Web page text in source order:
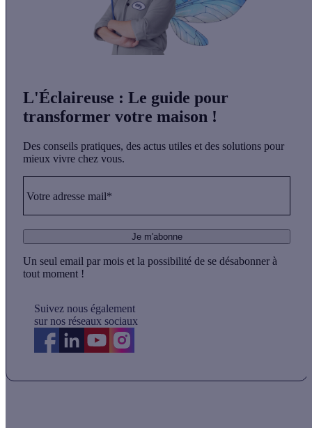
L'Éclaireuse : Le guide pour
transformer votre maison !
Des conseils pratiques, des actus utiles et des solutions pour
mieux vivre chez vous.
Votre adresse mail*
Je m'abonne
Un seul email par mois et la possibilité de se désabonner à
tout moment !
Suivez nous également
sur nos réseaux sociaux